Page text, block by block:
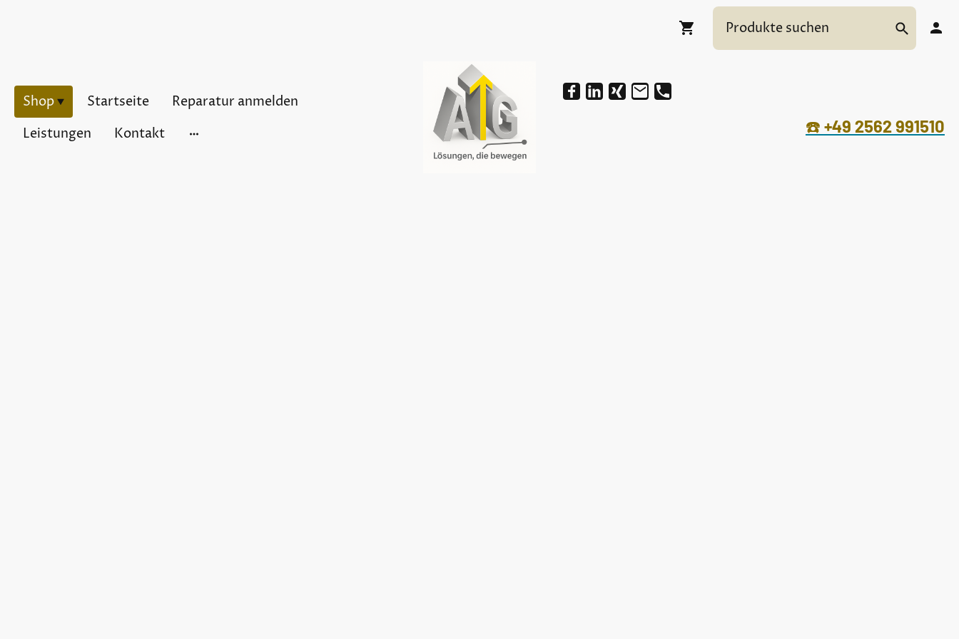
Shop Startseite
Reparatur anmelden
Leistungen
Kontakt ☎️ +49 2562 991510